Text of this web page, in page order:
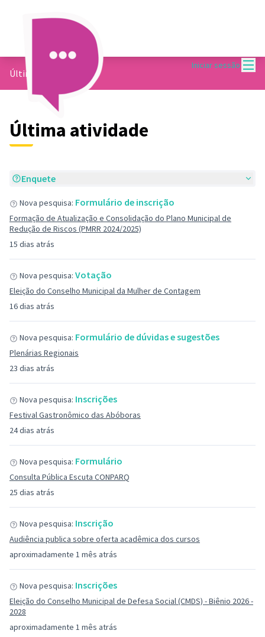
Iniciar sessão
Últimas atividades
Última atividade
Enquete
15 dias atrás
Nova pesquisa: Formulário de inscrição
Formação de Atualização e Consolidação do Plano Municipal de
Redução de Riscos (PMRR 2024/2025)
16 dias atrás
Nova pesquisa: Votação
Eleição do Conselho Municipal da Mulher de Contagem
23 dias atrás
Nova pesquisa: Formulário de dúvidas e sugestões
Plenárias Regionais
24 dias atrás
Nova pesquisa: Inscrições
Festival Gastronômico das Abóboras
25 dias atrás
Nova pesquisa: Formulário
Consulta Pública Escuta CONPARQ
aproximadamente 1 mês atrás
Nova pesquisa: Inscrição
Audiência publica sobre oferta acadêmica dos cursos
aproximadamente 1 mês atrás
Nova pesquisa: Inscrições
Eleição do Conselho Municipal de Defesa Social (CMDS) - Biênio 2026 -
2028